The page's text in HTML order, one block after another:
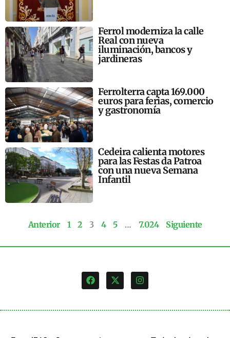
Ferrol moderniza la calle
Real con nueva
iluminación, bancos y
jardineras
Ferrolterra capta 169.000
euros para ferias, comercio
y gastronomía
Cedeira calienta motores
para las Festas da Patroa
con una nueva Semana
Infantil
Anterior 1 2 3 4 5 … 7.024 Siguiente